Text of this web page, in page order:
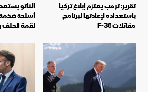
تقرير: ترمب يعتزم إبلاغ تركيا
باستعداده لإعادتها لبرنامج
مقاتلات F-35
الناتو
أسلحة
لقمة الحلف